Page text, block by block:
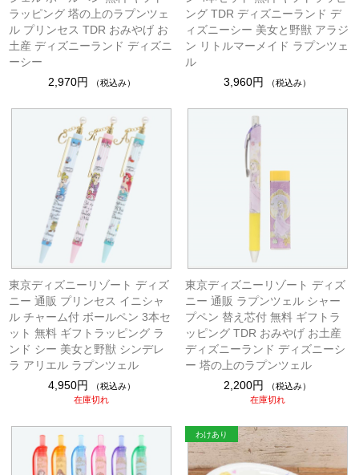
ラッピング 塔の上のラプンツェ
ル プリンセス TDR おみやげ お
土産 ディズニーランド ディズニ
ーシー
2,970円
（税込み）
ング TDR ディズニーランド デ
ィズニーシー 美女と野獣 アラジ
ン リトルマーメイド ラプンツェ
ル
3,960円
（税込み）
東京ディズニーリゾート ディズ
ニー 通販 プリンセス イニシャ
ル チャーム付 ボールペン 3本セ
ット 無料 ギフトラッピング ラ
ンド シー 美女と野獣 シンデレ
ラ アリエル ラプンツェル
4,950円
（税込み）
在庫切れ
東京ディズニーリゾート ディズ
ニー 通販 ラプンツェル シャー
プペン 替え芯付 無料 ギフトラ
ッピング TDR おみやげ お土産
ディズニーランド ディズニーシ
ー 塔の上のラプンツェル
2,200円
（税込み）
在庫切れ